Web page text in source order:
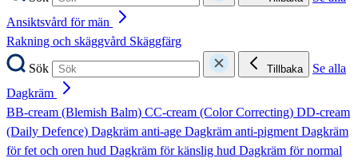
Ansiktsvård för män
Rakning och skäggvård Skäggfärg
Sök
Tillbaka
Se alla
Dagkräm
BB-cream (Blemish Balm) CC-cream (Color Correcting) DD-cream
(Daily Defence) Dagkräm anti-age Dagkräm anti-pigmentDagkräm
för fet och oren hud Dagkräm för känslig hud Dagkräm för normal